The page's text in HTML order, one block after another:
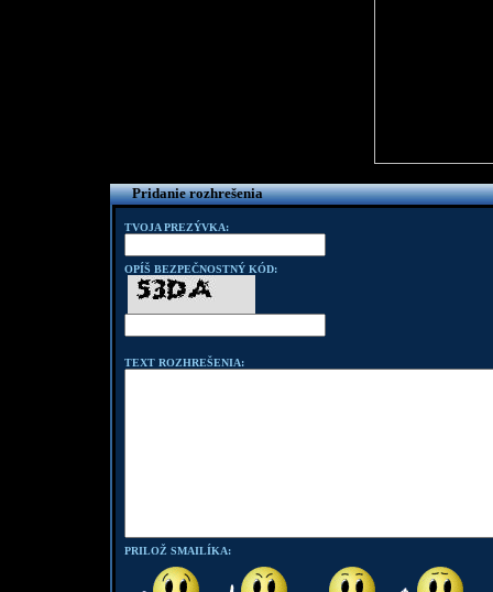
Pridanie rozhrešenia
TVOJA PREZÝVKA:
OPÍŠ BEZPEČNOSTNÝ KÓD:
TEXT ROZHREŠENIA:
PRILOŽ SMAILÍKA: